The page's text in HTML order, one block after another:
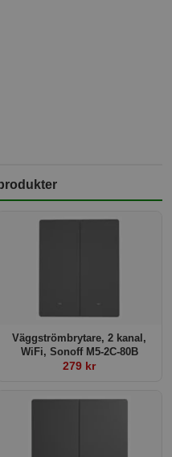
Väggströmbrytare, 2 kanal,
WiFi, Sonoff M5-2C-80B
279 kr